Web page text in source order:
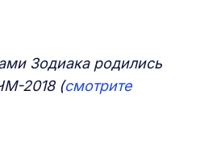
Зодиака родились
2018 (смотрите